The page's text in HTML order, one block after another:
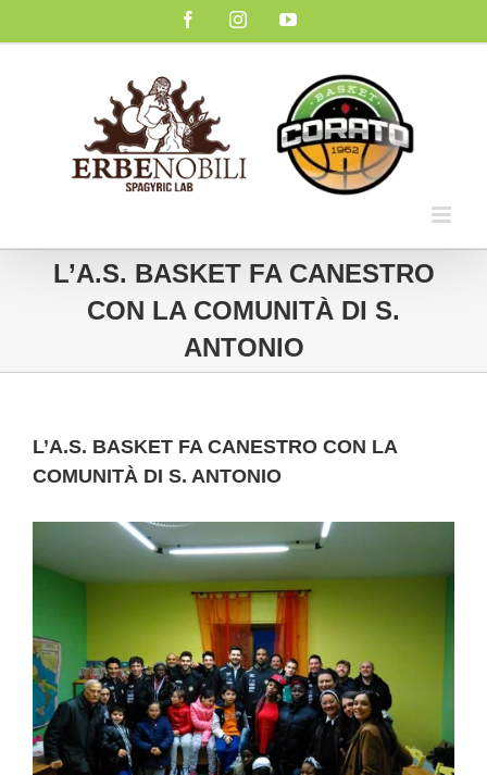
FacebookInstagramYouTube
L’A.S. BASKET FA CANESTRO
CON LA COMUNITÀ DI S.
ANTONIO
L’A.S. BASKET FA CANESTRO CON LA
COMUNITÀ DI S. ANTONIO